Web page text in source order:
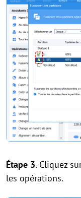
Étape 3. Cliquez
les opérations.